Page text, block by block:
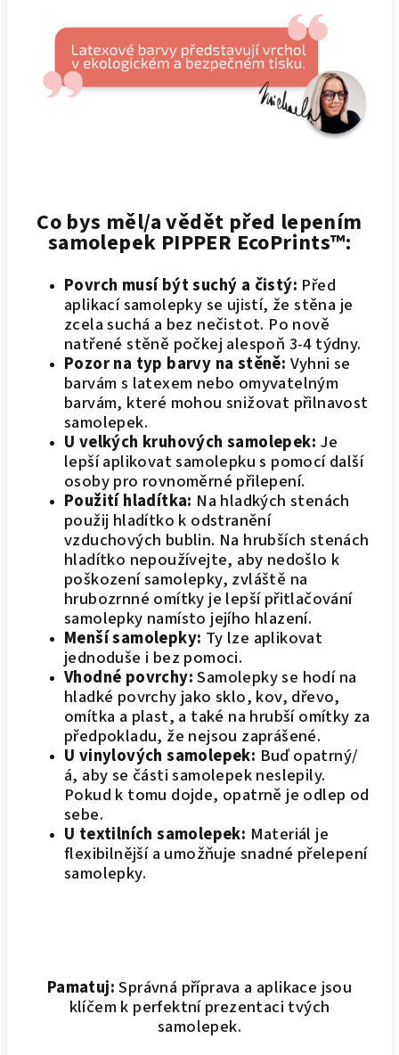
Co bys měl/a vědět před lepením
samolepek PIPPER EcoPrints™:
Povrch musí být suchý a čistý: Před
aplikací samolepky se ujistí, že stěna je
zcela suchá a bez nečistot. Po nově
natřené stěně počkej alespoň 3-4 týdny.
Pozor na typ barvy na stěně: Vyhni se
barvám s latexem nebo omyvatelným
barvám, které mohou snižovat přilnavost
samolepek.
U velkých kruhových samolepek: Je
lepší aplikovat samolepku s pomocí další
osoby pro rovnoměrné přilepení.
Použití hladítka: Na hladkých stenách
použij hladítko k odstranění
vzduchových bublin. Na hrubších stenách
hladítko nepoužívejte, aby nedošlo k
poškození samolepky, zvláště na
hrubozrnné omítky je lepší přitlačování
samolepky namísto jejího hlazení.
Menší samolepky: Ty lze aplikovat
jednoduše i bez pomoci.
Vhodné povrchy:Samolepky se hodí na
hladké povrchy jako sklo, kov, dřevo,
omítka a plast, a také na hrubší omítky za
předpokladu, že nejsou zaprášené.
U vinylových samolepek: Buď opatrný/
á, aby se části samolepek neslepily.
Pokud k tomu dojde, opatrně je odlep od
sebe.
U textilních samolepek: Materiál je
flexibilnější a umožňuje snadné přelepení
samolepky.
Pamatuj:Správná příprava a aplikace jsou
klíčem k perfektní prezentaci tvých
samolepek.